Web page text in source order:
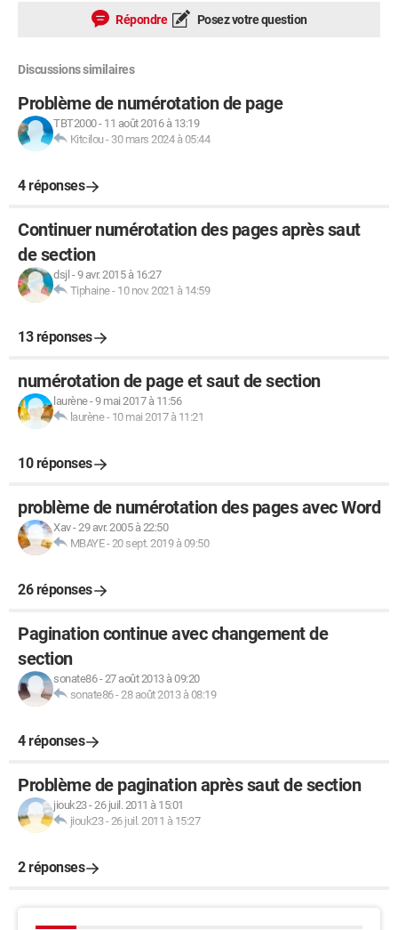
Répondre Posez votre question
Discussions similaires
Problème de numérotation de page
TBT2000- 11 août 2016 à 13:19
Kitcilou- 30 mars 2024 à 05:44
4 réponses
Continuer numérotation des pages après saut
de section
dsjl -9 avr. 2015 à 16:27
Tiphaine- 10 nov. 2021 à 14:59
13 réponses
numérotation de page et saut de section
laurène-9 mai 2017 à 11:56
laurène- 10 mai 2017 à 11:21
10 réponses
problème de numérotation des pages avec Word
Xav-29 avr. 2005 à 22:50
MBAYE-20 sept. 2019 à 09:50
26 réponses
Pagination continue avec changement de
section
sonate86-27 août 2013 à 09:20
sonate86-28 août 2013 à 08:19
4 réponses
Problème de pagination après saut de section
jiouk23-26 juil. 2011 à 15:01
jiouk23-26 juil. 2011 à 15:27
2 réponses